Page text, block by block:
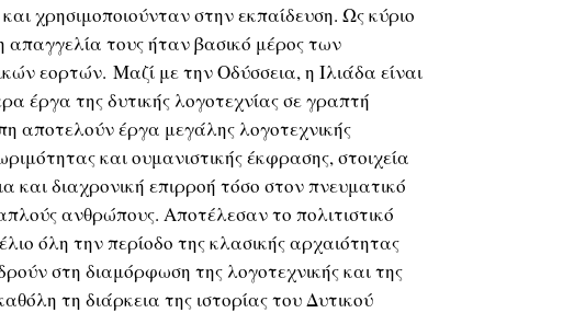
χρησιμοποιούνταν στην εκπαίδευση. Ως κύριο
τους ήταν βασικό μέρος των
εορτών. Μαζί με την Οδύσσεια, η Ιλιάδα είναι
έργα της δυτικής λογοτεχνίας σε γραπτή
αποτελούν έργα μεγάλης λογοτεχνικής
και ουμανιστικής έκφρασης, στοιχεία
και διαχρονική επιρροή τόσο στον πνευματικό
ανθρώπους. Αποτέλεσαν το πολιτιστικό
όλη την περίοδο της κλασικής αρχαιότητας
στη διαμόρφωση της λογοτεχνικής και της
τη διάρκεια της ιστορίας του Δυτικού